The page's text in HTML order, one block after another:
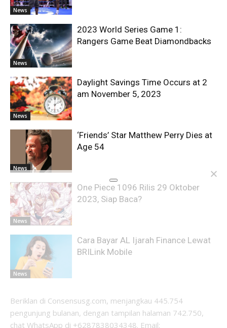
News
News
2023 World Series Game 1:
Rangers Game Beat Diamondbacks
News
Daylight Savings Time Occurs at 2
am November 5, 2023
News
‘Friends’ Star Matthew Perry Dies at
Age 54
News
One Piece 1096 Rilis 29 Oktober
2023, Siap Baca?
News
Cara Bayar AL Ijarah Finance Lewat
BRILink Mobile
Beriklan di Consensusg.com, menjangkau 445.754
pengunjung bulanan, dengan tampilan halaman 742.750,
chat WhatsApp di +6287838034348. Email: